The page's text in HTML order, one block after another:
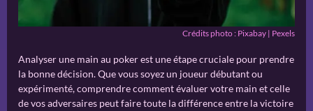
Crédits photo : Pixabay | Pexels
Analyser une main au poker est une étape cruciale pour prendre
la bonne décision. Que vous soyez un joueur débutant ou
expérimenté, comprendre comment évaluer votre main et celle
de vos adversaires peut faire toute la différence entre la victoire